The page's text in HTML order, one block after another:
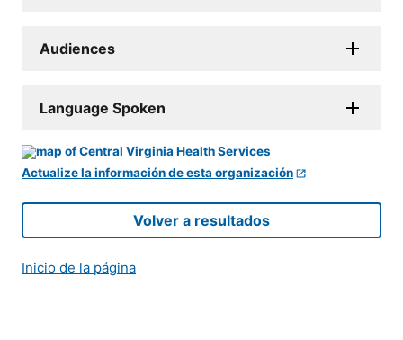
Audiences
Language Spoken
Actualize la información de esta organización
Volver a resultados
Inicio de la página